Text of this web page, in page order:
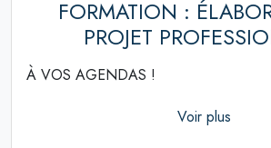
FORMATION :
PROJET
À VOS AGENDAS !
Voir plus